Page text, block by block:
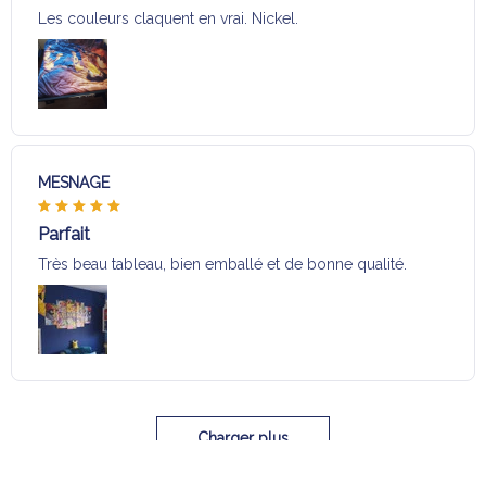
Les couleurs claquent en vrai. Nickel.
MESNAGE
Parfait
Très beau tableau, bien emballé et de bonne qualité.
Charger plus